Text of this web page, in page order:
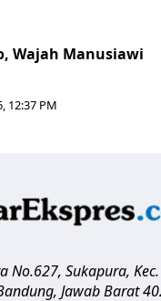
Wajah Manusiawi
12:37 PM
No.627, Sukapura,
, Jawab Barat